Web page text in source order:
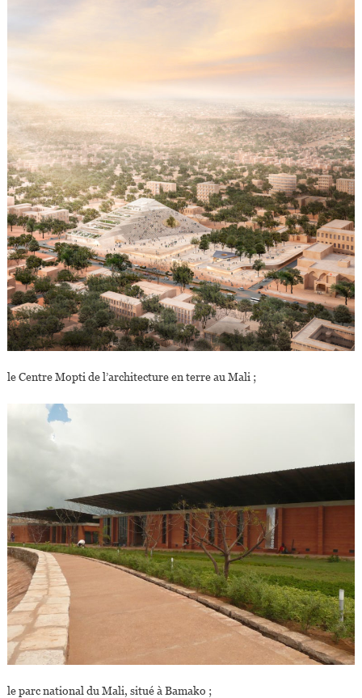
le Centre Mopti de l’architecture en terre au Mali ;
le parc national du Mali, situé à Bamako ;